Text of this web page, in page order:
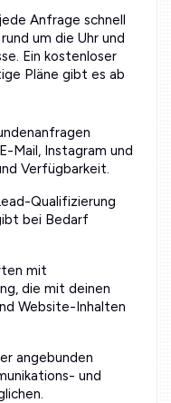
Anfrage schnell
um die Uhr und
Ein kostenloser
Pläne gibt es ab
Mail, Instagram und
Verfügbarkeit.
Qualifizierung
bei Bedarf
mit
die mit deinen
Website-Inhalten
angebunden
und